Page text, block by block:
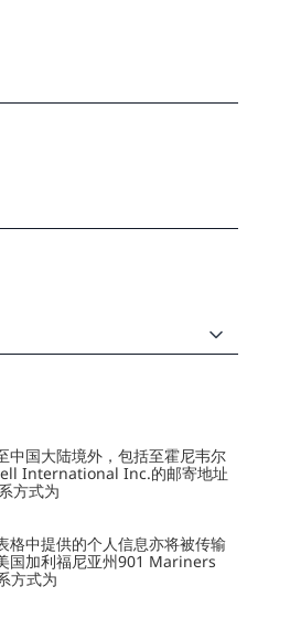
中国大陆境外，包括至霍尼韦尔
International Inc.的邮寄地址
方式为
格中提供的个人信息亦将被传输
国加利福尼亚州901 Mariners
方式为